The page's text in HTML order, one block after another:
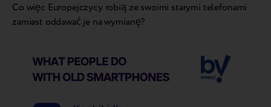
Co więc Europejczycy robią ze swoimi starymi telefonami
zamiast oddawać je na wymianę?